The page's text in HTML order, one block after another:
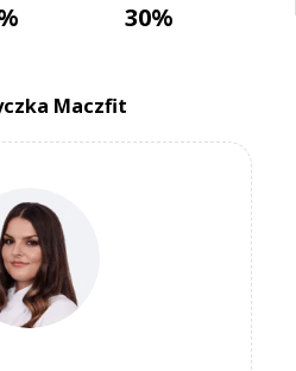
KUCHNIA
Comfort
1800 kcal 2000 kcal
3000 kcal
30%
Maczfit